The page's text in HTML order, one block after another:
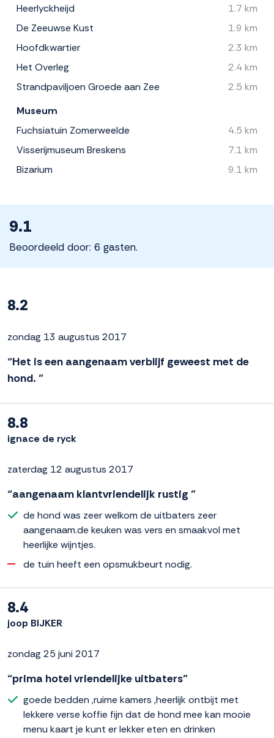
Heerlyckheijd
1.7 km
De Zeeuwse Kust
1.9 km
Hoofdkwartier
2.3 km
Het Overleg
2.4 km
Strandpaviljoen Groede aan Zee
2.5 km
Museum
Fuchsiatuin Zomerweelde
4.5 km
Visserijmuseum Breskens
7.1 km
Bizarium
9.1 km
9.1
Beoordeeld door: 6 gasten.
8.2
zondag 13 augustus 2017
“Het is een aangenaam verblijf geweest met de
hond. ”
8.8
ignace de ryck
zaterdag 12 augustus 2017
“aangenaam klantvriendelijk rustig ”
de hond was zeer welkom de uitbaters zeer
aangenaam.de keuken was vers en smaakvol met
heerlijke wijntjes.
de tuin heeft een opsmukbeurt nodig.
8.4
joop BIJKER
zondag 25 juni 2017
“prima hotel vriendelijke uitbaters”
goede bedden ,ruime kamers ,heerlijk ontbijt met
lekkere verse koffie fijn dat de hond mee kan mooie
menu kaart je kunt er lekker eten en drinken